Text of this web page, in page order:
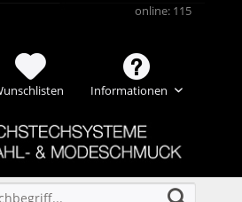
Informationen
online: 115